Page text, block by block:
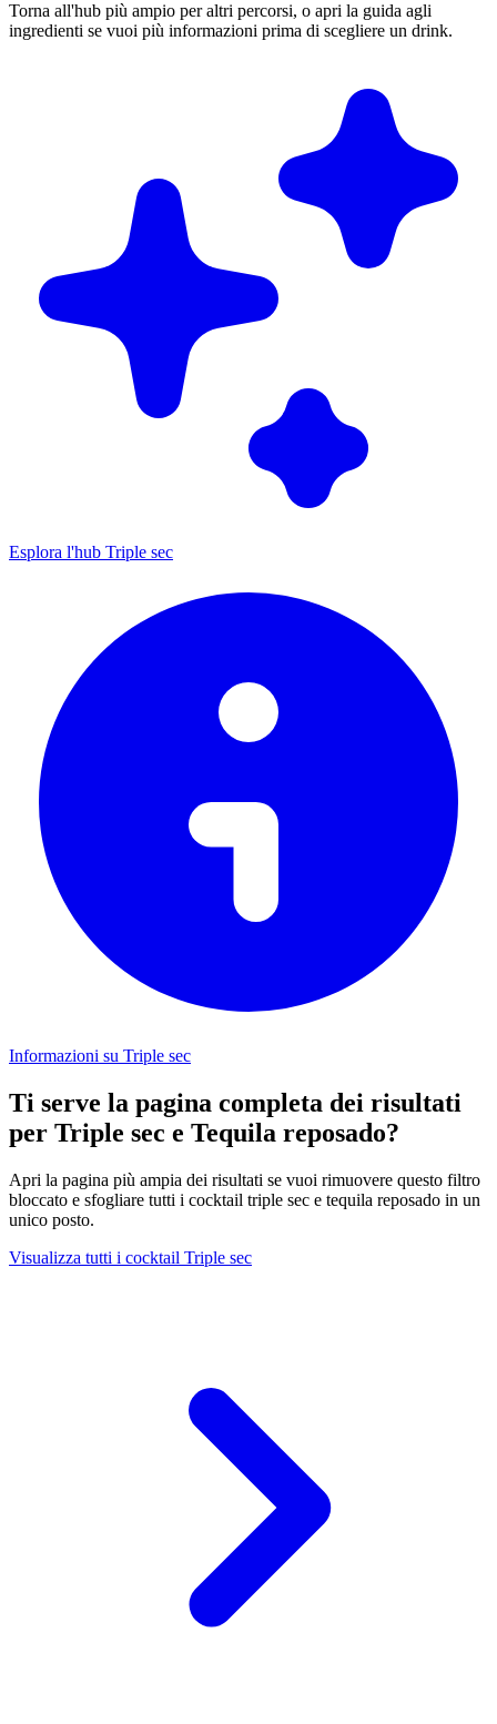
Torna all'hub più ampio per altri percorsi, o apri la guida agli
ingredienti se vuoi più informazioni prima di scegliere un drink.
Esplora l'hub Triple sec
Informazioni su Triple sec
Ti serve la pagina completa dei risultati
per Triple sec e Tequila reposado?
Apri la pagina più ampia dei risultati se vuoi rimuovere questo filtro
bloccato e sfogliare tutti i cocktail triple sec e tequila reposado in un
unico posto.
Visualizza tutti i cocktail Triple sec